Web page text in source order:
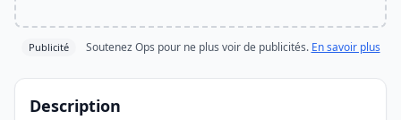
Publicité Soutenez Ops pour ne plus voir de publicités. En savoir plus
Description